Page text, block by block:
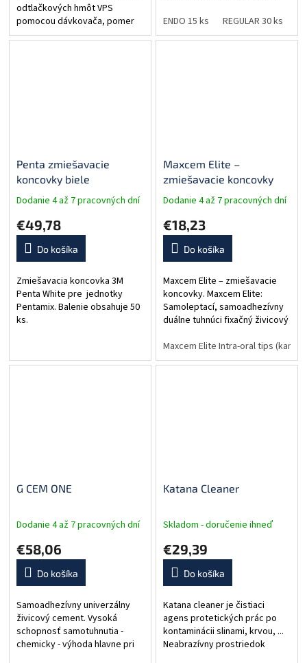
odtlačkových hmôt VPS
pomocou dávkovača, pomer
1:1, 2:1. Balenie 50 ks
ENDO 15 ks
REGULAR 30 ks
Penta zmiešavacie
koncovky biele
Dodanie 4 až 7 pracovných dní
€49,78
Do košíka
Zmiešavacia koncovka 3M
Penta White pre jednotky
Pentamix. Balenie obsahuje 50
ks.
Maxcem Elite –
zmiešavacie koncovky
Dodanie 4 až 7 pracovných dní
€18,23
Do košíka
Maxcem Elite – zmiešavacie
koncovky. Maxcem Elite:
Samoleptací, samoadhezívny
duálne tuhnúci fixačný živicový
MPa. Mechanická odolnosť so
zachovanou...
Maxcem Elite Intra-oral tips
G CEM ONE
Dodanie 4 až 7 pracovných dní
€58,06
Do košíka
Samoadhezívny univerzálny
živicový cement. Vysoká
schopnosť samotuhnutia -
chemicky - výhoda hlavne pri
Katana Cleaner
Skladom - doručenie ihneď
€29,39
Do košíka
Katana cleaner je čistiaci
agens protetických prác po
kontaminácii slinami, krvou, ...
Neabrazívny prostriedok